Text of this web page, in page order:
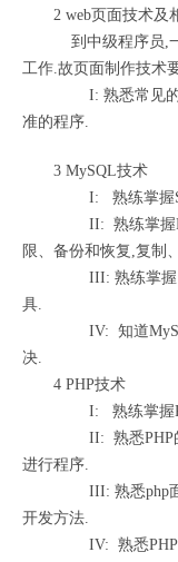
2 web页面技术及
到中级程序员,一
工作.故页面制作技术
I: 熟悉常见的通信
准的程序.
3 MySQL技术
I: 熟练掌握
II: 熟练掌握
限、备份和恢复,复制
III: 熟练掌握
具.
IV: 知道MySQL
决.
4 PHP技术
I: 熟练掌握PHP
II: 熟悉PHP的面
进行程序.
III: 熟悉php面向
开发方法.
IV: 熟悉PHP常用